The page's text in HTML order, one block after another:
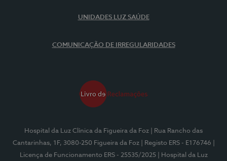
UNIDADES LUZ SAÚDE
COMUNICAÇÃO DE IRREGULARIDADES
Hospital da Luz Clínica da Figueira da Foz
| Rua Rancho das
Cantarinhas, 1F, 3080-250 Figueira da Foz
| Registo ERS - E176746
Licença de Funcionamento ERS - 25535/2025
| Hospital da Luz